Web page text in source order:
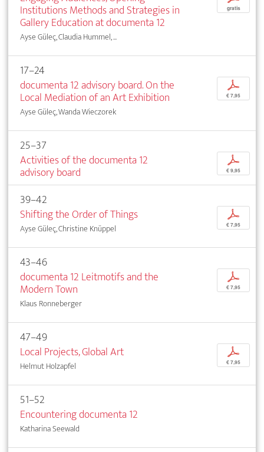
Institutions Methods and Strategies in
Gallery Education at documenta 12
Ayse Güleç, Claudia Hummel, ...
gratis
17–24
documenta 12 advisory board. On the
Local Mediation of an Art Exhibition
Ayse Güleç, Wanda Wieczorek
p
€ 7,95
25–37
Activities of the documenta 12
advisory board
p
€ 9,95
39–42
Shifting the Order of Things
Ayse Güleç, Christine Knüppel
p
€ 7,95
43–46
documenta 12 Leitmotifs and the
Modern Town
Klaus Ronneberger
p
€ 7,95
47–49
Local Projects, Global Art
Helmut Holzapfel
p
€ 7,95
51–52
Encountering documenta 12
Katharina Seewald